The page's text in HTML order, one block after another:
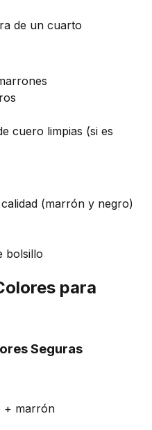
de un cuarto
cuero limpias (si es
(marrón y negro)
bolsillo
para
Seguras
+ marrón